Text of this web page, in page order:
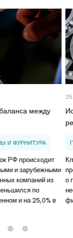
между
И ФУРНИТУРА
РФ происходит
и зарубежными
компаний из
по
и на 25,0% в
о